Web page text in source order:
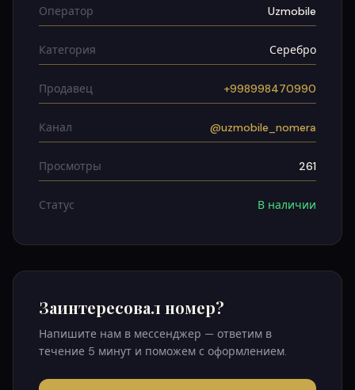
Оператор Uzmobile
Категория Серебро
Продавец +998998470990
Канал @uzmobile_nomera
Просмотры 261
Статус В наличии
Заинтересовал номер?
Напишите нам в мессенджер — ответим в
течение 5 минут и поможем с оформлением.